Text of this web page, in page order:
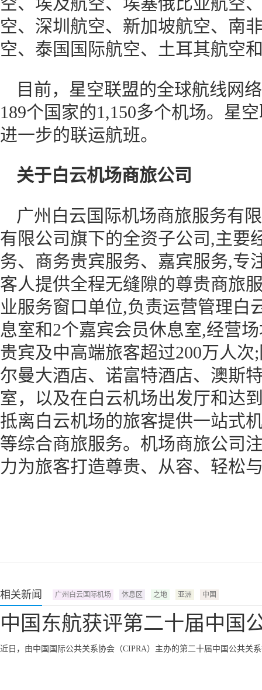
空、深圳航空、新加坡航空、南
空、泰国国际航空、土耳其航空
目前，星空联盟的全球航线网
189个国家的1,150多个机场。星
进一步的联运航班。
关于白云机场商旅公司
广州白云国际机场商旅服务有
有限公司旗下的全资子公司,主要
务、商务贵宾服务、嘉宾服务,专
客人提供全程无缝隙的尊贵商旅
业服务窗口单位,负责运营管理白
息室和2个嘉宾会员休息室,经营
贵宾及中高端旅客超过200万人
尔曼大酒店、诺富特酒店、澳斯
室，以及在白云机场出发厅和达
抵离白云机场的旅客提供一站式
等综合商旅服务。机场商旅公司
力为旅客打造尊贵、从容、轻松
相关新闻 广州白云国际机场 休息区 之地 亚洲 中国
中国东航获评第二十届中国
近日，由中国国际公共关系协会（CIPRA）主办的第二十届中国公共关